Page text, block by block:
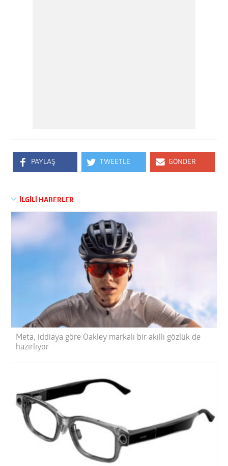
PAYLAŞ TWEETLE GÖNDER
İLGİLİ HABERLER
Meta, iddiaya göre Oakley markalı bir akıllı gözlük de
hazırlıyor